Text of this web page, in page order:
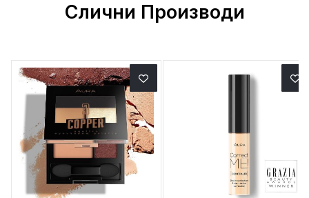
Слични Производи